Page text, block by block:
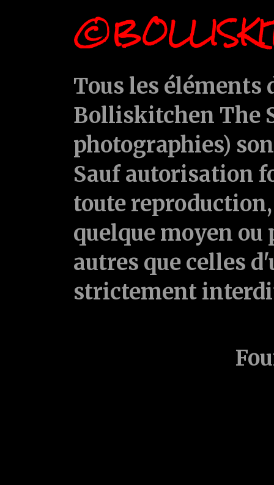
Tous les
Bolliskitchen The
photographies)
Sauf autorisation
toute
quelque moyen ou
autres que celles
strictement